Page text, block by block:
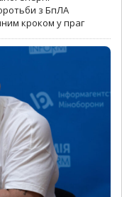
з БпЛА
кроком у праг